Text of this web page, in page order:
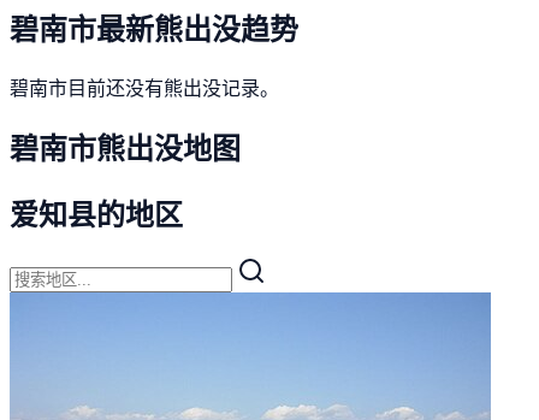
碧南市最新熊出没趋势
碧南市目前还没有熊出没记录。
碧南市熊出没地图
爱知县的地区